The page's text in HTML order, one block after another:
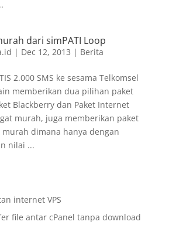
dari simPATI Loop
| Dec 12, 2013 | Berita
2.000 SMS ke sesama Telkomsel
memberikan dua pilihan paket
Blackberry dan Paket Internet
murah, juga memberikan paket
murah dimana hanya dengan
nilai ...
internet VPS
file antar cPanel tanpa download